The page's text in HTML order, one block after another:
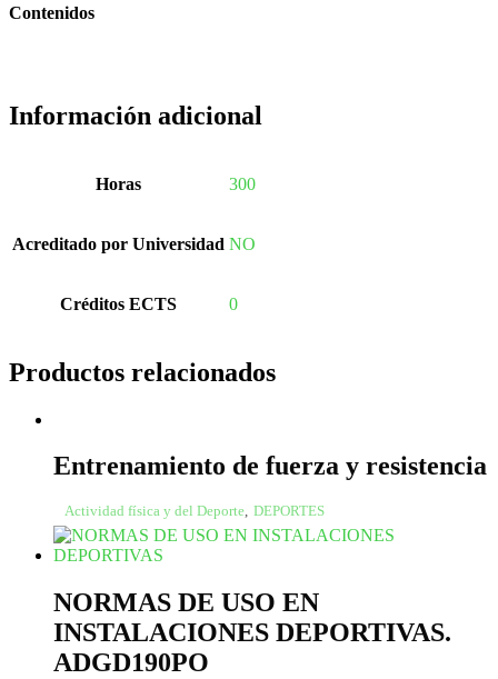
Contenidos
Información adicional
Horas 300
Acreditado por Universidad NO
Créditos ECTS 0
Productos relacionados
Entrenamiento de fuerza y resistencia
Actividad física y del Deporte, DEPORTES
NORMAS DE USO EN
INSTALACIONES DEPORTIVAS.
ADGD190PO